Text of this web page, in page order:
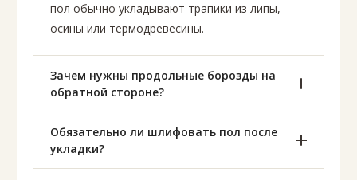
пол обычно укладывают трапики из липы,
осины или термодревесины.
Зачем нужны продольные борозды на
обратной стороне?
Обязательно ли шлифовать пол после
укладки?